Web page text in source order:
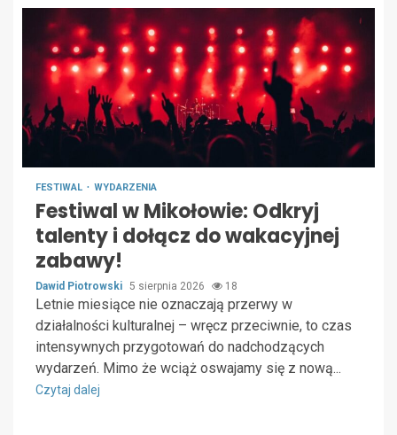
FESTIWAL WYDARZENIA
Festiwal w Mikołowie: Odkryj
talenty i dołącz do wakacyjnej
zabawy!
Dawid Piotrowski 5 sierpnia 2026 18
Letnie miesiące nie oznaczają przerwy w
działalności kulturalnej – wręcz przeciwnie, to czas
intensywnych przygotowań do nadchodzących
wydarzeń. Mimo że wciąż oswajamy się z nową...
Czytaj dalej